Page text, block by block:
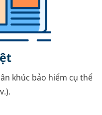
khúc bảo hiểm cụ thể